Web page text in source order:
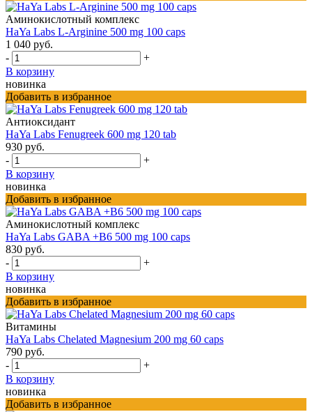
Аминокислотный комплекс
HaYa Labs L-Arginine 500 mg 100 caps
1 040 руб.
-
+
В корзину
новинка
Добавить в избранное
Антиоксидант
HaYa Labs Fenugreek 600 mg 120 tab
930 руб.
-
+
В корзину
новинка
Добавить в избранное
Аминокислотный комплекс
HaYa Labs GABA +B6 500 mg 100 caps
830 руб.
-
+
В корзину
новинка
Добавить в избранное
Витамины
HaYa Labs Chelated Magnesium 200 mg 60 caps
790 руб.
-
+
В корзину
новинка
Добавить в избранное